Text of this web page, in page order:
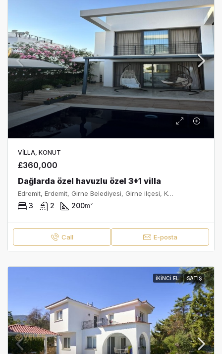
VILLA, KONUT
£360,000
Dağlarda özel havuzlu özel 3+1 villa
Edremit, Erdemit, Girne Belediyesi, Girne ilçesi, Kuzey Kıbrıs, 99320, Κύπρος - Kıbrıs
3 2 200m²
Call E-posta
İKINCI EL SATIŞ